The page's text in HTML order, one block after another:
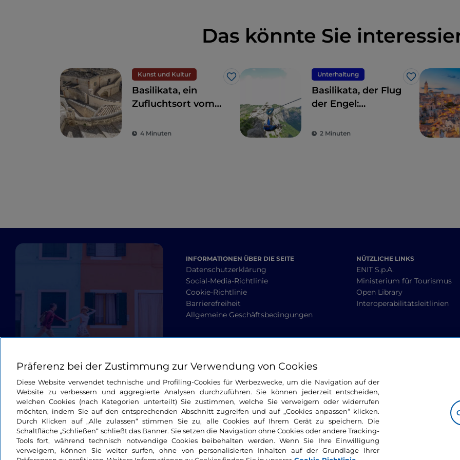
Das könnte Sie
Kunst und Kultur
Like
Basilikata, ein
Zufluchtsort vom
Wiederentdeckung
4 Minuten
Unterhaltung
Like
Basilikata, der Flug
der Engel:
und Erde
2 Minuten
INFORMATIONEN ÜBER DIE SEITE
Datenschutzerklärung
Social-Media-Richtlinie
Cookie-Richtlinie
Barrierefreiheit
Allgemeine Geschäftsbedingungen
NÜTZLICHE LINKS
ENIT S.p.A.
Ministerium für Tourismus
Open Library
Interoperabilitätsleitlinien
Präferenz bei der Zustimmung zur Verwendung von Cookies
Diese Website verwendet technische und Profiling-Cookies für Werbezwecke, um die Navigation auf der
Website zu verbessern und aggregierte Analysen durchzuführen. Sie können jederzeit entscheiden,
welchen Cookies (nach Kategorien unterteilt) Sie zustimmen, welche Sie verweigern oder widerrufen
möchten, indem Sie auf den entsprechenden Abschnitt zugreifen und auf „Cookies anpassen“ klicken.
Durch Klicken auf „Alle zulassen“ stimmen Sie zu, alle Cookies auf Ihrem Gerät zu speichern. Die
Schaltfläche „Schließen“ schließt das Banner. Sie setzen die Navigation ohne Cookies oder andere Tracking-
Tools fort, während technisch notwendige Cookies beibehalten werden. Wenn Sie Ihre Einwilligung
verweigern, können Sie weiter surfen, ohne von personalisierten Inhalten auf der Grundlage Ihrer